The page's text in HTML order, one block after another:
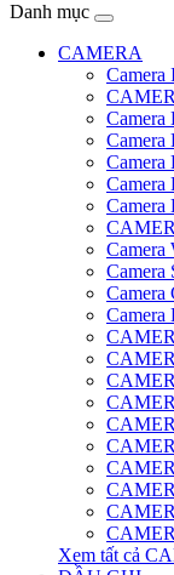
Danh mục
CAMERA
Xem tất cả